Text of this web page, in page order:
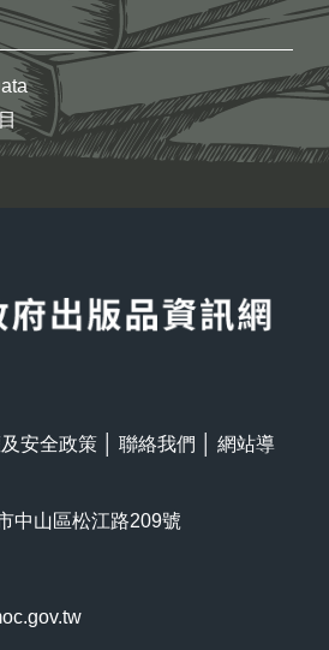
安全政策 聯絡我們
網站導
中山區松江路209號